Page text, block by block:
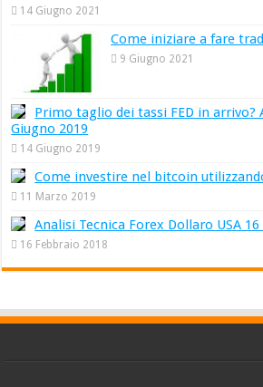
14 Giugno 2021
Come iniziare a fare
9 Giugno 2021
Primo taglio dei tassi FED in arrivo?
Giugno 2019
14 Giugno 2019
Come investire nel bitcoin
11 Marzo 2019
Analisi Tecnica Forex Dollaro USA
16 Febbraio 2018